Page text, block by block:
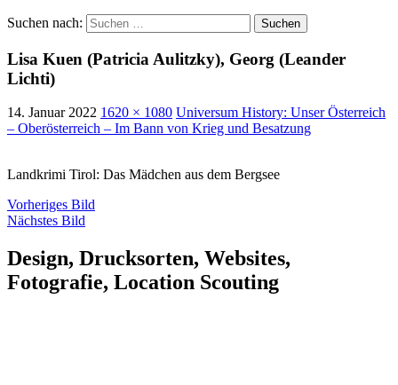
Suchen nach:
Lisa Kuen (Patricia Aulitzky), Georg (Leander
Lichti)
14. Januar 2022 1620 × 1080 Universum History: Unser Österreich
– Oberösterreich – Im Bann von Krieg und Besatzung
Landkrimi Tirol: Das Mädchen aus dem Bergsee
Vorheriges Bild
Nächstes Bild
Design, Drucksorten, Websites,
Fotografie, Location Scouting